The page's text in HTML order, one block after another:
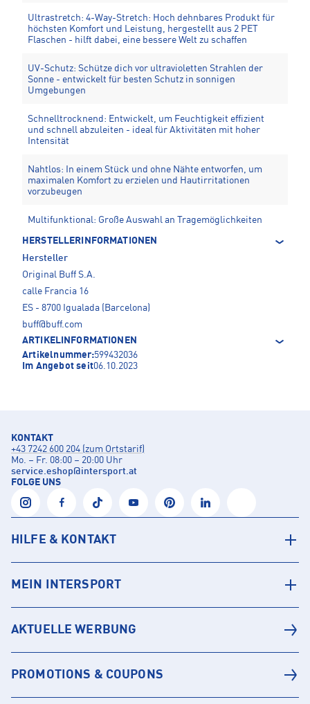
Ultrastretch: 4-Way-Stretch: Hoch dehnbares Produkt für
höchsten Komfort und Leistung, hergestellt aus 2 PET
Flaschen - hilft dabei, eine bessere Welt zu schaffen
UV-Schutz: Schütze dich vor ultravioletten Strahlen der
Sonne - entwickelt für besten Schutz in sonnigen
Umgebungen
Schnelltrocknend: Entwickelt, um Feuchtigkeit effizient
und schnell abzuleiten - ideal für Aktivitäten mit hoher
Intensität
Nahtlos: In einem Stück und ohne Nähte entworfen, um
maximalen Komfort zu erzielen und Hautirritationen
vorzubeugen
Multifunktional: Große Auswahl an Tragemöglichkeiten
HERSTELLERINFORMATIONEN
Hersteller
Original Buff S.A.
calle Francia 16
ES - 8700 Igualada (Barcelona)
buff@buff.com
ARTIKELINFORMATIONEN
Artikelnummer:599432036
Im Angebot seit06.10.2023
KONTAKT
+43 7242 600 204 (zum Ortstarif)
Mo. – Fr. 08:00 – 20:00 Uhr
service.eshop@intersport.at
FOLGE UNS
HILFE & KONTAKT
MEIN INTERSPORT
AKTUELLE WERBUNG
PROMOTIONS & COUPONS